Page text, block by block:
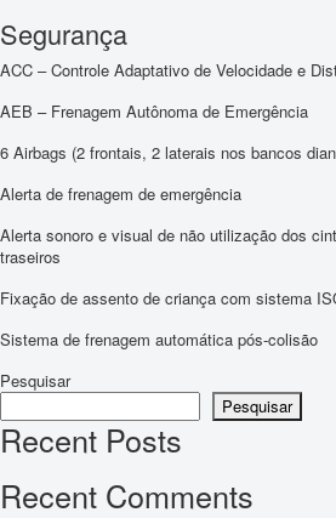
Segurança
ACC – Controle Adaptativo de Velocidade e
AEB – Frenagem Autônoma de Emergência
6 Airbags (2 frontais, 2 laterais nos bancos
Alerta de frenagem de emergência
Alerta sonoro e visual de não utilização dos
traseiros
Fixação de assento de criança com sistema
Sistema de frenagem automática pós-colisão
Pesquisar
Pesquisar
Recent Posts
Recent Comments